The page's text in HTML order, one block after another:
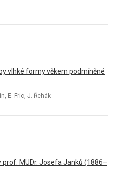
vlhké formy věkem podmíněné
E. Fric, J. Řehák
prof. MUDr. Josefa Janků (1886–